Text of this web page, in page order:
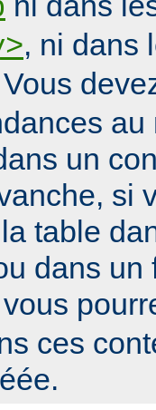
, ni dans
Vous
un
si
table
dans un
vous
ces